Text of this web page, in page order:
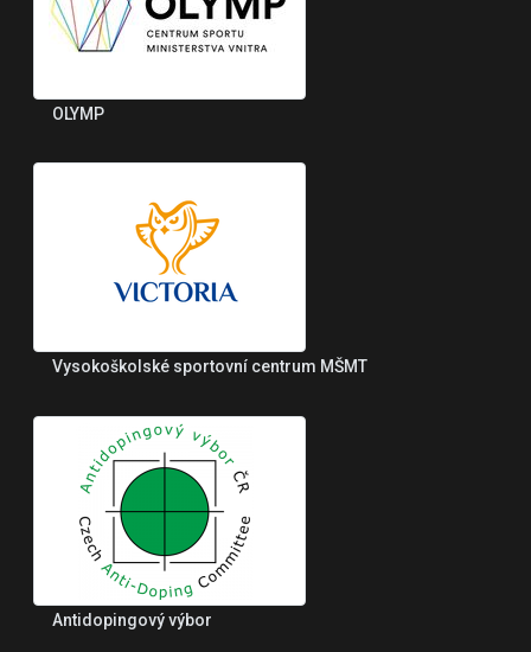
OLYMP
Vysokoškolské sportovní centrum MŠMT
Antidopingový výbor